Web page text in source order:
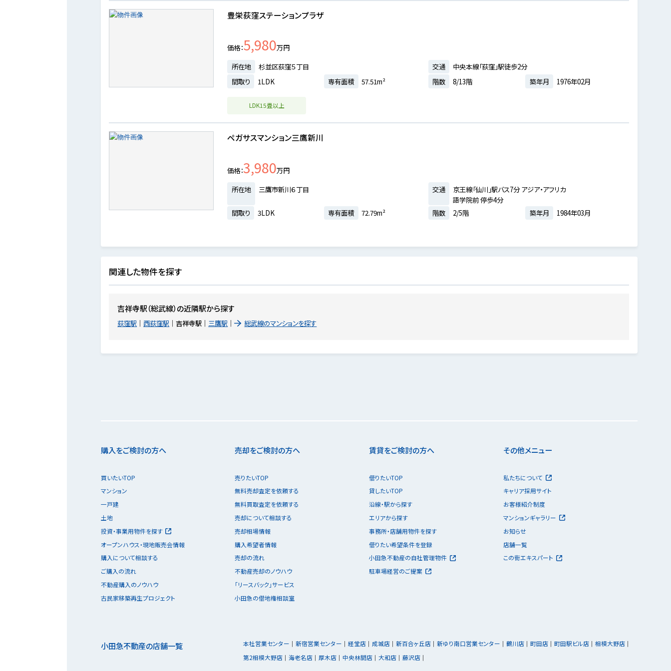
豊栄荻窪ステーションプラザ
価格 5,980万円
所在地
杉並区荻窪５丁目 交通
中央本線「荻窪」駅徒歩2分
間取り
1LDK 専有面積 57.51m² 階数 8/13階 築年月 1976年02月
LDK15畳以上
ペガサスマンション三鷹新川
価格 3,980万円
所在地
三鷹市新川６丁目 交通
京王線「仙川」駅バス7分 アジア・アフリカ
語学院前 停歩4分
間取り
3LDK 専有面積 72.79m² 階数 2/5階 築年月 1984年03月
関連した物件を探す
吉祥寺駅（総武線）の近隣駅から探す
荻窪駅 西荻窪駅 吉祥寺駅 三鷹駅 総武線のマンションを探す
購入をご検討の方へ
買いたいTOP
マンション
一戸建
土地
投資・事業用物件を探す
オープンハウス・現地販売会情報
購入について相談する
ご購入の流れ
不動産購入のノウハウ
古民家移築再生プロジェクト
売却をご検討の方へ
売りたいTOP
無料売却査定を依頼する
無料買取査定を依頼する
売却について相談する
売却相場情報
購入希望者情報
売却の流れ
不動産売却のノウハウ
「リースバック」サービス
小田急の借地権相談室
賃貸をご検討の方へ
借りたいTOP
貸したいTOP
沿線・駅から探す
エリアから探す
事務所・店舗用物件を探す
借りたい希望条件を登録
小田急不動産の自社管理物件
駐車場経営のご提案
その他メニュー
私たちについて
キャリア採用サイト
お客様紹介制度
マンションギャラリー
お知らせ
店舗一覧
この街エキスパート
小田急不動産の店舗一覧 本社営業センター 新宿営業センター 経堂店 成城店 新百合ヶ丘店 新ゆり南口営業センター 鶴川店 町田店 町田駅ビル店
相模大野店
第2相模大野店
海老名店 厚木店 中央林間店 大和店 藤沢店